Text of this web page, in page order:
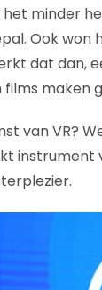
minder
Ook won
dat dan,
maken
van VR?